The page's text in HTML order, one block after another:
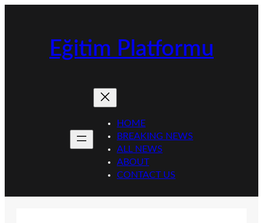
Eğitim Platformu
HOME
BREAKING NEWS
ALL NEWS
ABOUT
CONTACT US